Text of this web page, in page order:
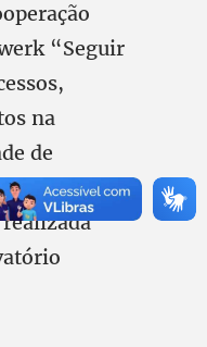
“Seguir
na
de
à